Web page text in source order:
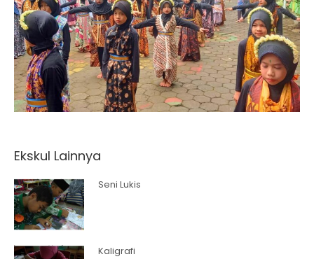
Ekskul Lainnya
Seni Lukis
Kaligrafi